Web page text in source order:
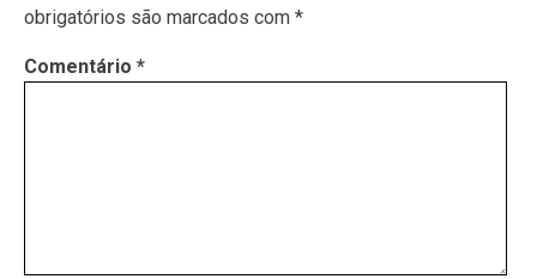
obrigatórios são marcados com *
Comentário *